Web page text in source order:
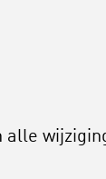
alle